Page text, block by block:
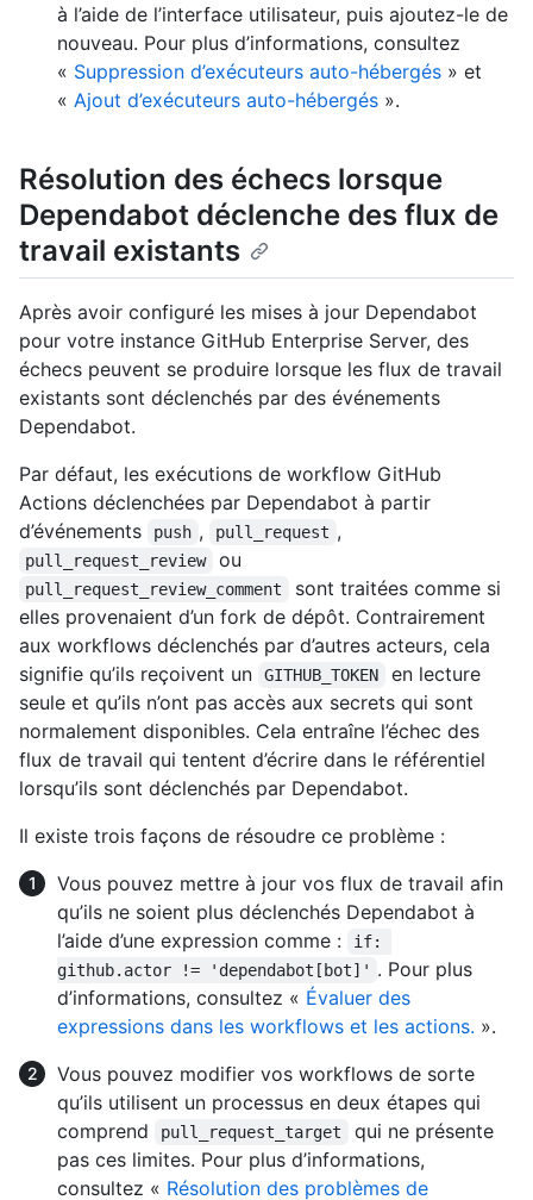
à l’aide de l’interface utilisateur, puis ajoutez-le de
nouveau. Pour plus d’informations, consultez
« Suppression d’exécuteurs auto-hébergés » et
« Ajout d’exécuteurs auto-hébergés ».
Résolution des échecs lorsque
Dependabot déclenche des flux de
travail existants
Après avoir configuré les mises à jour Dependabot
pour votre instance GitHub Enterprise Server, des
échecs peuvent se produire lorsque les flux de travail
existants sont déclenchés par des événements
Dependabot.
Par défaut, les exécutions de workflow GitHub
Actions déclenchées par Dependabot à partir
d’événements
push , pull_request ,
pull_request_review ou
pull_request_review_comment
sont traitées comme si
elles provenaient d’un fork de dépôt. Contrairement
aux workflows déclenchés par d’autres acteurs, cela
signifie qu’ils reçoivent un
GITHUB_TOKEN
en lecture
seule et qu’ils n’ont pas accès aux secrets qui sont
normalement disponibles. Cela entraîne l’échec des
flux de travail qui tentent d’écrire dans le référentiel
lorsqu’ils sont déclenchés par Dependabot.
Il existe trois façons de résoudre ce problème :
Vous pouvez mettre à jour vos flux de travail afin
qu’ils ne soient plus déclenchés Dependabot à
l’aide d’une expression comme :
if:
github.actor != 'dependabot[bot]' . Pour plus
d’informations, consultez « Évaluer des
expressions dans les workflows et les actions. ».
Vous pouvez modifier vos workflows de sorte
qu’ils utilisent un processus en deux étapes qui
comprend
pull_request_target
qui ne présente
pas ces limites. Pour plus d’informations,
consultez « Résolution des problèmes de